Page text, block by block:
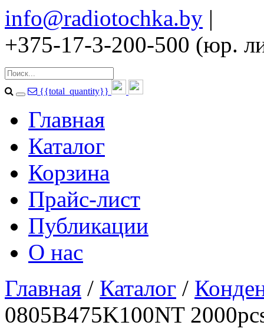
info@radiotochka.by |
+375-17-3-200-500 (юр.
{{total_quantity}}
Главная
Каталог
Корзина
Прайс-лист
Публикации
О нас
Главная / Каталог /
0805B475K100NT